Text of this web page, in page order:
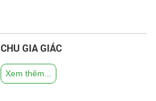
CHU GIA GIÁC
Xem thêm...